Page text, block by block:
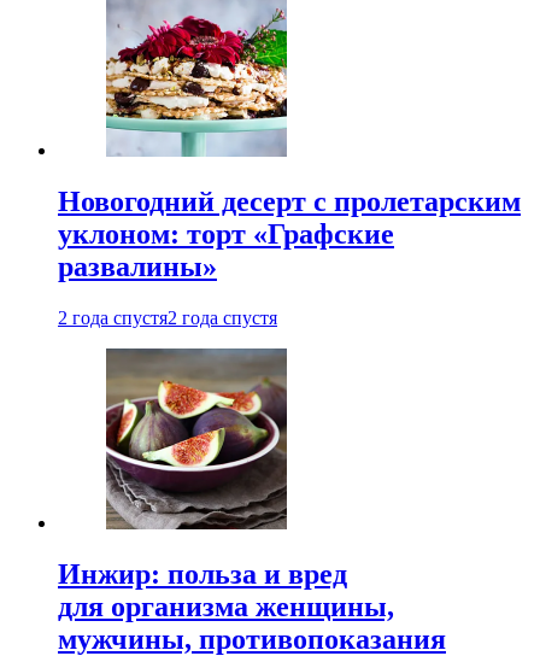
Новогодний десерт с пролетарским
уклоном: торт «Графские
развалины»
2 года спустя2 года спустя
Инжир: польза и вред
для организма женщины,
мужчины, противопоказания